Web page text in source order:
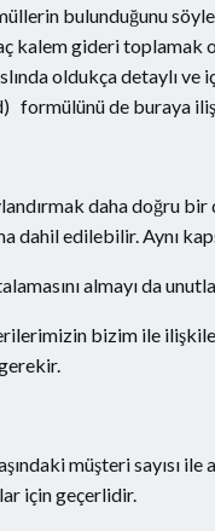
bulunduğunu
kalem gideri toplamak
oldukça detaylı
formülünü de buraya
daha doğru
dahil edilebilir. Aynı
almayı da
bizim ile
müşteri sayısı
için geçerlidir.